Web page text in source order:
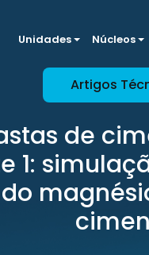
Unidades Núcleos
Artigos
de
1: